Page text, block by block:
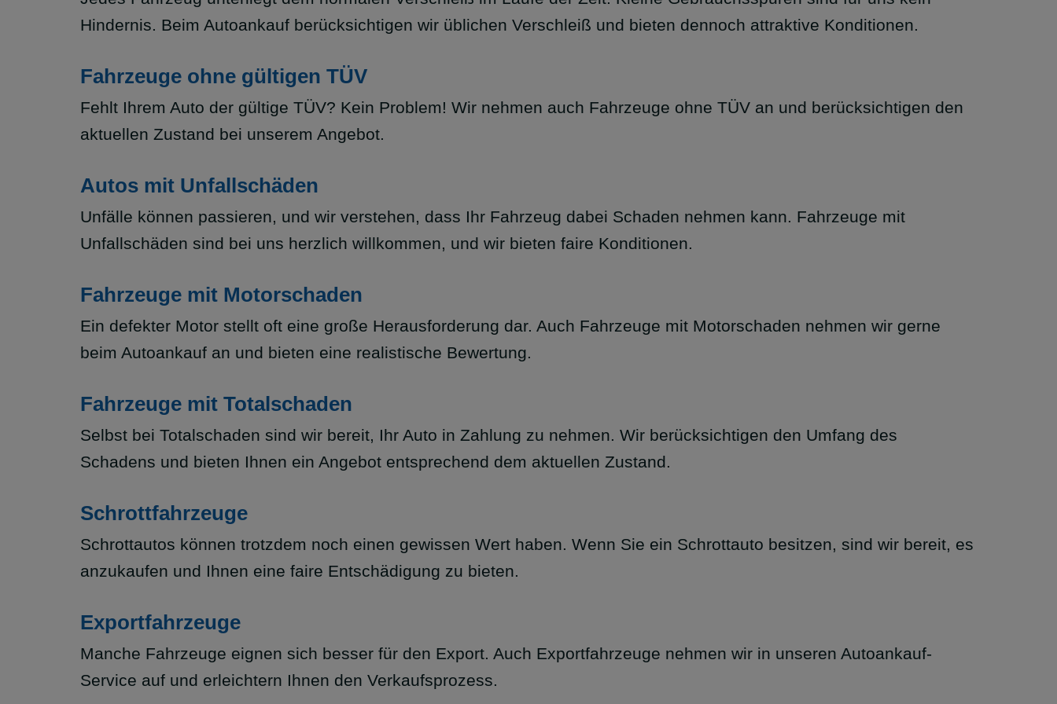
Hindernis. Beim Autoankauf berücksichtigen wir üblichen Verschleiß und bieten dennoch attraktive Konditionen.
Fahrzeuge ohne gültigen TÜV
Fehlt Ihrem Auto der gültige TÜV? Kein Problem! Wir nehmen auch Fahrzeuge ohne TÜV an und berücksichtigen den
aktuellen Zustand bei unserem Angebot.
Autos mit Unfallschäden
Unfälle können passieren, und wir verstehen, dass Ihr Fahrzeug dabei Schaden nehmen kann. Fahrzeuge mit
Unfallschäden sind bei uns herzlich willkommen, und wir bieten faire Konditionen.
Fahrzeuge mit Motorschaden
Ein defekter Motor stellt oft eine große Herausforderung dar. Auch Fahrzeuge mit Motorschaden nehmen wir gerne
beim Autoankauf an und bieten eine realistische Bewertung.
Fahrzeuge mit Totalschaden
Selbst bei Totalschaden sind wir bereit, Ihr Auto in Zahlung zu nehmen. Wir berücksichtigen den Umfang des
Schadens und bieten Ihnen ein Angebot entsprechend dem aktuellen Zustand.
Schrottfahrzeuge
Schrottautos können trotzdem noch einen gewissen Wert haben. Wenn Sie ein Schrottauto besitzen, sind wir bereit, es
anzukaufen und Ihnen eine faire Entschädigung zu bieten.
Exportfahrzeuge
Manche Fahrzeuge eignen sich besser für den Export. Auch Exportfahrzeuge nehmen wir in unseren Autoankauf-
Service auf und erleichtern Ihnen den Verkaufsprozess.